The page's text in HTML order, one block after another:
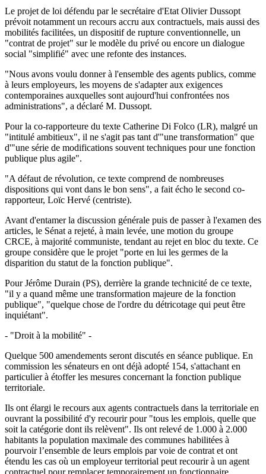
Le projet de loi défendu par le secrétaire d'Etat Olivier Dussopt
prévoit notamment un recours accru aux contractuels, mais aussi des
mobilités facilitées, un dispositif de rupture conventionnelle, un
"contrat de projet" sur le modèle du privé ou encore un dialogue
social "simplifié" avec une refonte des instances.
"Nous avons voulu donner à l'ensemble des agents publics, comme
à leurs employeurs, les moyens de s'adapter aux exigences
contemporaines auxquelles sont aujourd'hui confrontées nos
administrations", a déclaré M. Dussopt.
Pour la co-rapporteure du texte Catherine Di Folco (LR), malgré un
"intitulé ambitieux", il ne s'agit pas tant d'"une transformation" que
d'"une série de modifications souvent techniques pour une fonction
publique plus agile".
"A défaut de révolution, ce texte comprend de nombreuses
dispositions qui vont dans le bon sens", a fait écho le second co-
rapporteur, Loïc Hervé (centriste).
Avant d'entamer la discussion générale puis de passer à l'examen des
articles, le Sénat a rejeté, à main levée, une motion du groupe
CRCE, à majorité communiste, tendant au rejet en bloc du texte. Ce
groupe considère que le projet "porte en lui les germes de la
disparition du statut de la fonction publique".
Pour Jérôme Durain (PS), derrière la grande technicité de ce texte,
"il y a quand même une transformation majeure de la fonction
publique", "quelque chose de l'ordre du détricotage qui peut être
inquiétant".
- "Droit à la mobilité" -
Quelque 500 amendements seront discutés en séance publique. En
commission les sénateurs en ont déjà adopté 154, s'attachant en
particulier à étoffer les mesures concernant la fonction publique
territoriale.
Ils ont élargi le recours aux agents contractuels dans la territoriale en
ouvrant la possibilité d'y recourir pour "tous les emplois, quelle que
soit la catégorie dont ils relèvent". Ils ont relevé de 1.000 à 2.000
habitants la population maximale des communes habilitées à
pourvoir l’ensemble de leurs emplois par voie de contrat et ont
étendu les cas où un employeur territorial peut recourir à un agent
contractuel pour remplacer temporairement un fonctionnaire